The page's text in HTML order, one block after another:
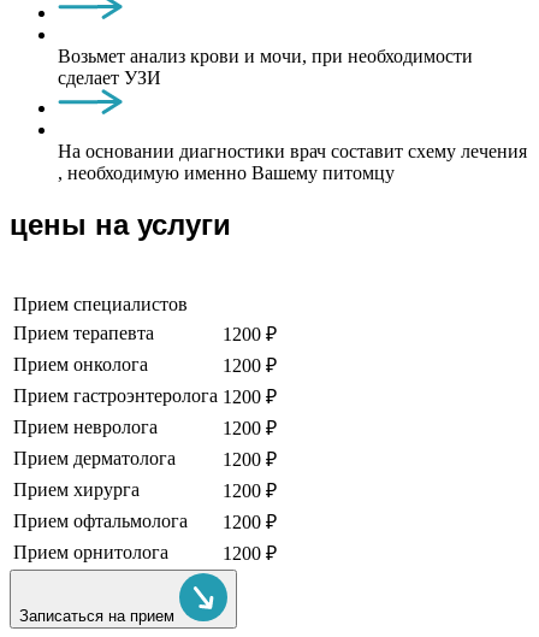
Возьмет анализ крови и мочи, при необходимости
сделает УЗИ
На основании диагностики врач составит схему лечения
, необходимую именно Вашему питомцу
цены на услуги
Прием специалистов
Прием терапевта
1200 ₽
Прием онколога
1200 ₽
Прием гастроэнтеролога 1200 ₽
Прием невролога
1200 ₽
Прием дерматолога
1200 ₽
Прием хирурга
1200 ₽
Прием офтальмолога
1200 ₽
Прием орнитолога
1200 ₽
Записаться на прием